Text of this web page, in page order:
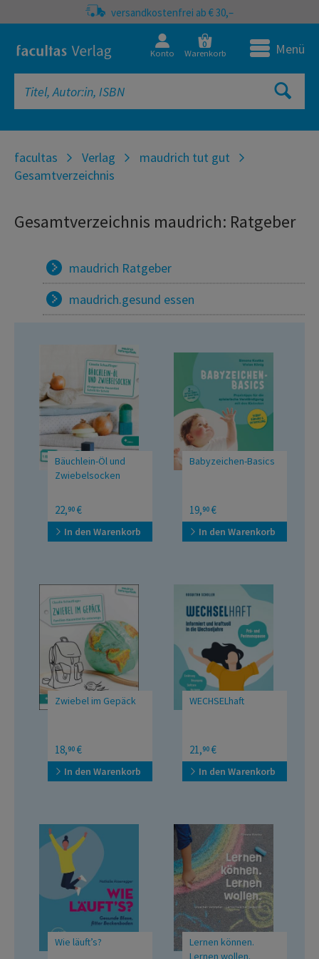
versandkostenfrei ab € 30,–
Konto
0
Warenkorb Menü
facultas Verlag
maudrich tut gut
Gesamtverzeichnis
Gesamtverzeichnis maudrich: Ratgeber
maudrich Ratgeber
maudrich.gesund essen
Bäuchlein-Öl und
Zwiebelsocken
Kindgerechte
Hausmittel Schritt für
Schritt
22,90 €
In den Warenkorb
Babyzeichen-Basics
Praxistipps für die
spielerische
Verständigung mit den
Kleinsten
19,90 €
In den Warenkorb
Zwiebel im Gepäck
Familien-Hausmittel für
unterwegs
18,90 €
In den Warenkorb
WECHSELhaft
Prä- und
Perimenopause:
Informiert und kraftvoll
in die Wechseljahre
21,90 €
In den Warenkorb
Wie läuft’s?
Lernen können.
Lernen wollen.